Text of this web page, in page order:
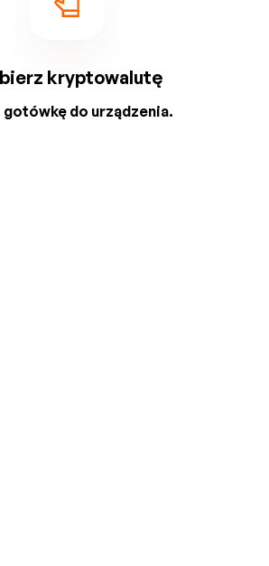
kryptowalutę
gotówkę do urządzenia.